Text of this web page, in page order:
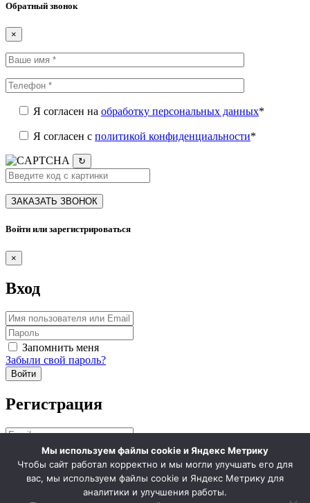
Мы используем файлы cookie и Яндекс Метрику
Чтобы сайт работал корректно и мы могли улучшать его для
вас, мы используем файлы cookie и Яндекс Метрику для
аналитики и улучшения работы.
Обратный звонок
×
Я согласен на обработку персональных данных*
Я согласен c политикой конфиденциальности*
↻
Войти или зарегистрироваться
×
Вход
Запомнить меня
Забыли свой пароль?
Войти
Регистрация
Ссылка для установки нового пароля будет отправлена ​​на ваш
адрес электронной почты.
Ваши личные данные будут использоваться для поддержки